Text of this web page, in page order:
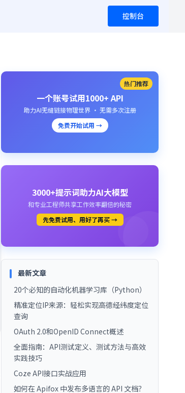
控制台
热门推荐
一个账号试用1000+ API
助力AI无缝链接物理世界 · 无需多次注册
免费开始试用 →
3000+提示词助力AI大模型
和专业工程师共享工作效率翻倍的秘密
先免费试用、用好了再买 →
最新文章
20个必知的自动化机器学习库（Python）
精准定位IP来源：轻松实现高德经纬度定位
查询
OAuth 2.0和OpenID Connect概述
全面指南：API测试定义、测试方法与高效
实践技巧
Coze API接口实战应用
如何在 Apifox 中发布多语言的 API 文档？